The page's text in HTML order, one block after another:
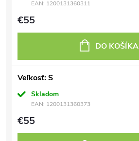
EAN: 1200131360311
€55
DO KOŠÍKA
Veľkosť: S
Skladom
EAN: 1200131360373
€55